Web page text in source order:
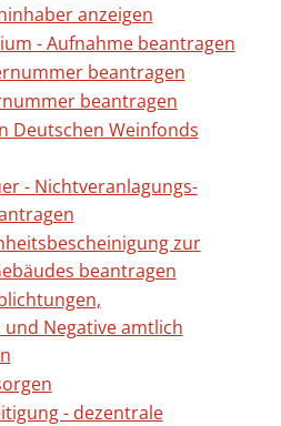
anzeigen
- Aufnahme beantragen
beantragen
beantragen
Deutschen Weinfonds
- Nichtveranlagungs-
zur
beantragen
Negative amtlich
- dezentrale